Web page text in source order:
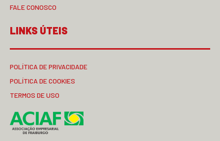
FALE CONOSCO
LINKS ÚTEIS
POLÍTICA DE PRIVACIDADE
POLÍTICA DE COOKIES
TERMOS DE USO